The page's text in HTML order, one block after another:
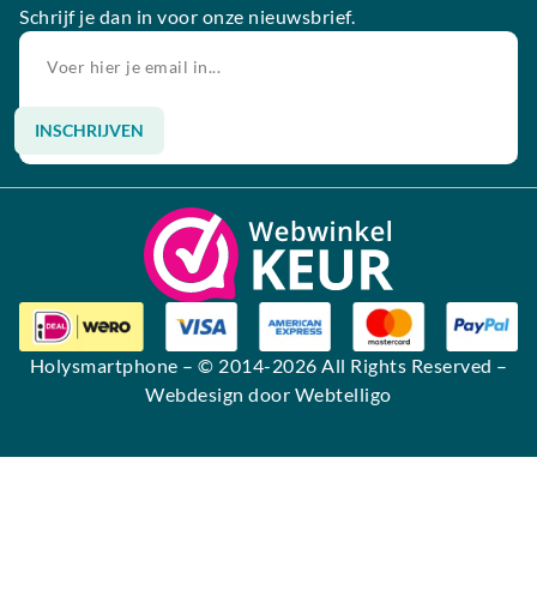
Schrijf je dan in voor onze nieuwsbrief.
INSCHRIJVEN
Alternative:
Holysmartphone – © 2014-2026 All Rights Reserved –
Webdesign door Webtelligo